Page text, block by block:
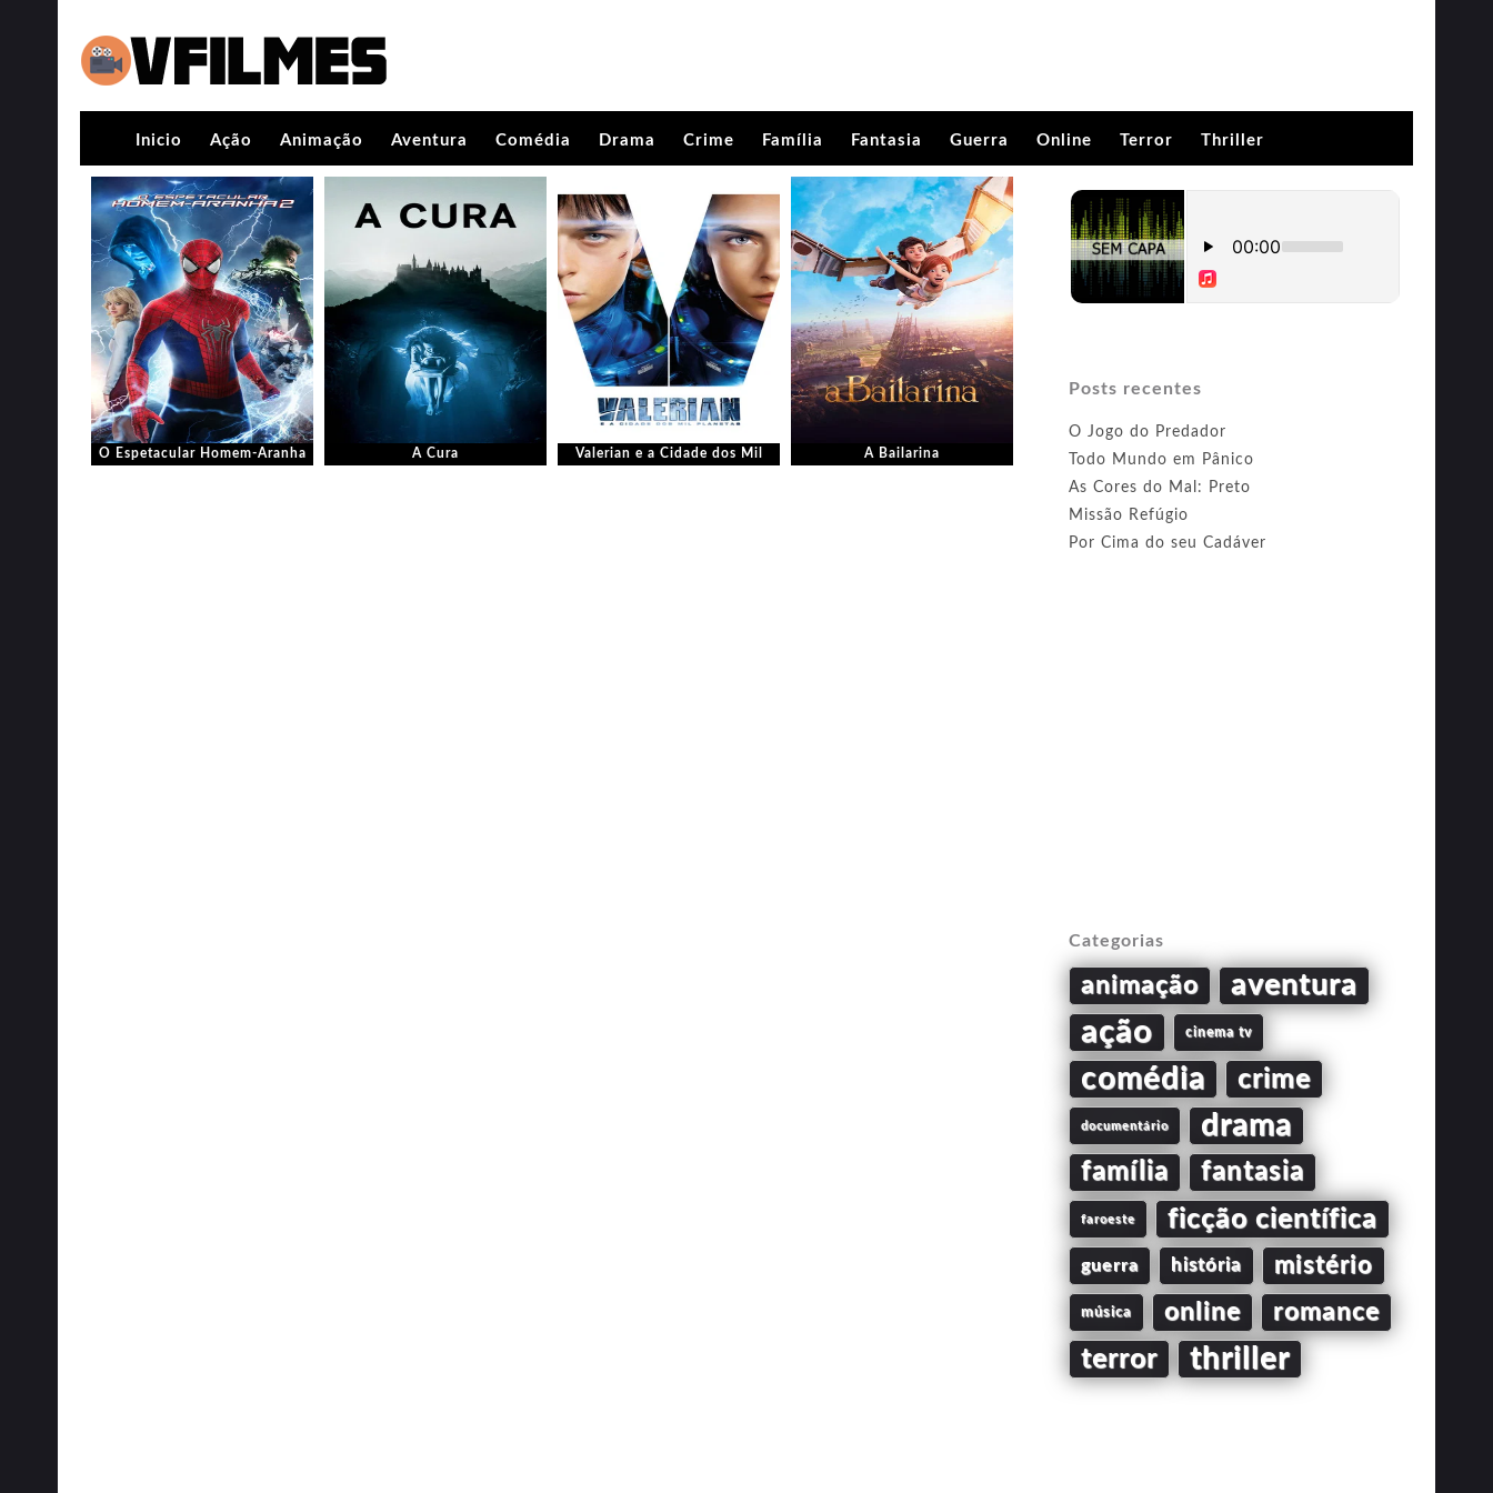
Inicio Ação Animação Aventura Comédia Drama Crime Família Fantasia Guerra Online Terror Thriller
O Espetacular Homem-Aranha
A Cura
Valerian e a Cidade dos Mil
A Bailarina
Posts recentes
O Jogo do Predador
Todo Mundo em Pânico
As Cores do Mal: Preto
Missão Refúgio
Por Cima do seu Cadáver
Categorias
animação aventura
ação cinema tv
comédia crime
documentário drama
família fantasia
faroeste ficção científica
guerra história mistério
música online romance
terror thriller